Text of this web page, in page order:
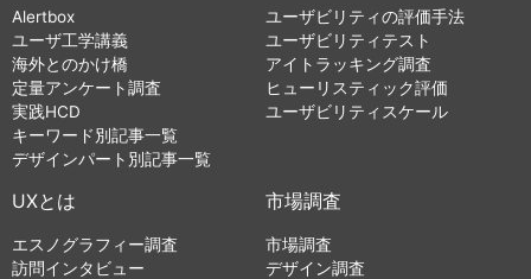
Alertbox
ユーザ工学講義
海外とのかけ橋
定量アンケート調査
実践HCD
キーワード別記事一覧
デザインパート別記事一覧
ユーザビリティの評価手法
ユーザビリティテスト
アイトラッキング調査
ヒューリスティック評価
ユーザビリティスケール
UXとは
エスノグラフィー調査
訪問インタビュー
市場調査
市場調査
デザイン調査